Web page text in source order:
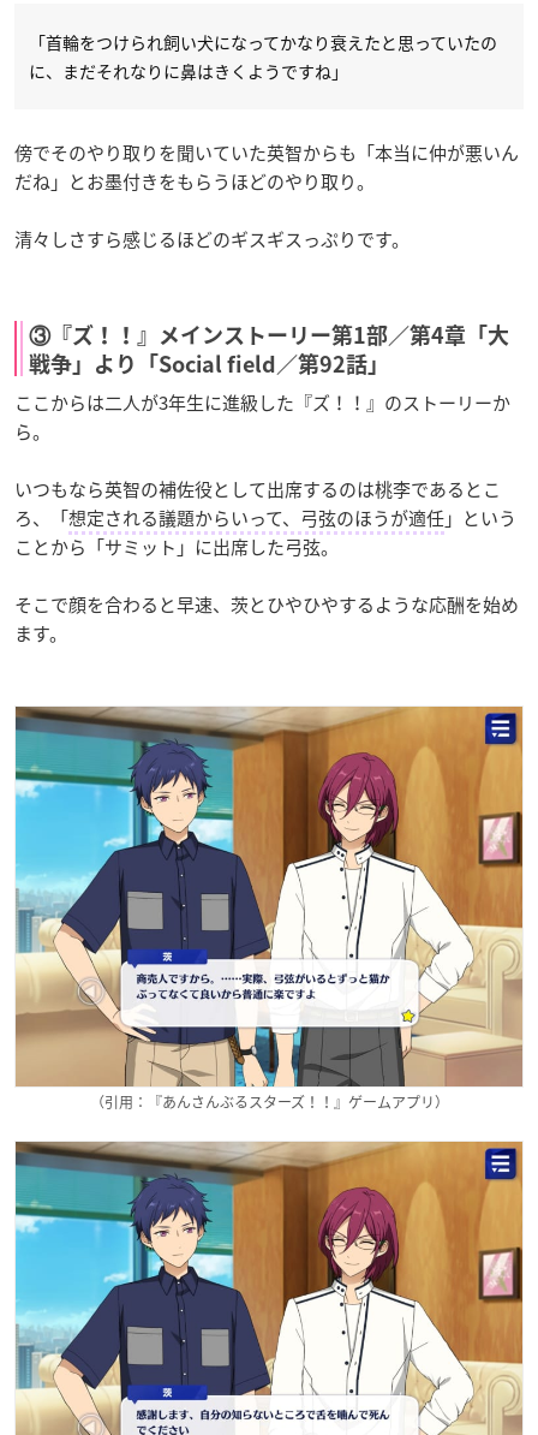
「首輪をつけられ飼い犬になってかなり衰えたと思っていたの
に、まだそれなりに鼻はきくようですね」
傍でそのやり取りを聞いていた英智からも「本当に仲が悪いん
だね」とお墨付きをもらうほどのやり取り。
清々しさすら感じるほどのギスギスっぷりです。
③『ズ！！』メインストーリー第1部／第4章「大
戦争」より「Social field／第92話」
ここからは二人が3年生に進級した『ズ！！』のストーリーか
ら。
いつもなら英智の補佐役として出席するのは桃李であるとこ
ろ、「想定される議題からいって、弓弦のほうが適任」という
ことから「サミット」に出席した弓弦。
そこで顔を合わると早速、茨とひやひやするような応酬を始め
ます。
（引用：『あんさんぶるスターズ！！』ゲームアプリ）